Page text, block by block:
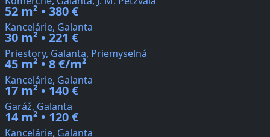
52 m² • 380 €
Kancelárie, Galanta
30 m² • 221 €
Priestory, Galanta, Priemyselná
45 m² • 8 €/m²
Kancelárie, Galanta
17 m² • 140 €
Garáž, Galanta
14 m² • 120 €
Kancelárie, Galanta